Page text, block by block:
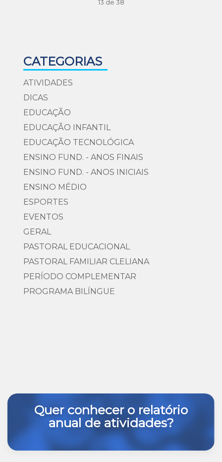
13 de 38
CATEGORIAS
ATIVIDADES
DICAS
EDUCAÇÃO
EDUCAÇÃO INFANTIL
EDUCAÇÃO TECNOLÓGICA
ENSINO FUND. - ANOS FINAIS
ENSINO FUND. - ANOS INICIAIS
ENSINO MÉDIO
ESPORTES
EVENTOS
GERAL
PASTORAL EDUCACIONAL
PASTORAL FAMILIAR CLELIANA
PERÍODO COMPLEMENTAR
PROGRAMA BILÍNGUE
Quer conhecer o relatório
anual de atividades?